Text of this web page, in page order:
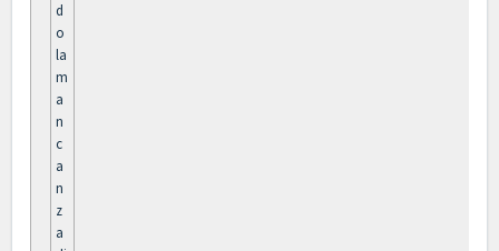
d
o
la
m
a
n
c
a
n
z
a